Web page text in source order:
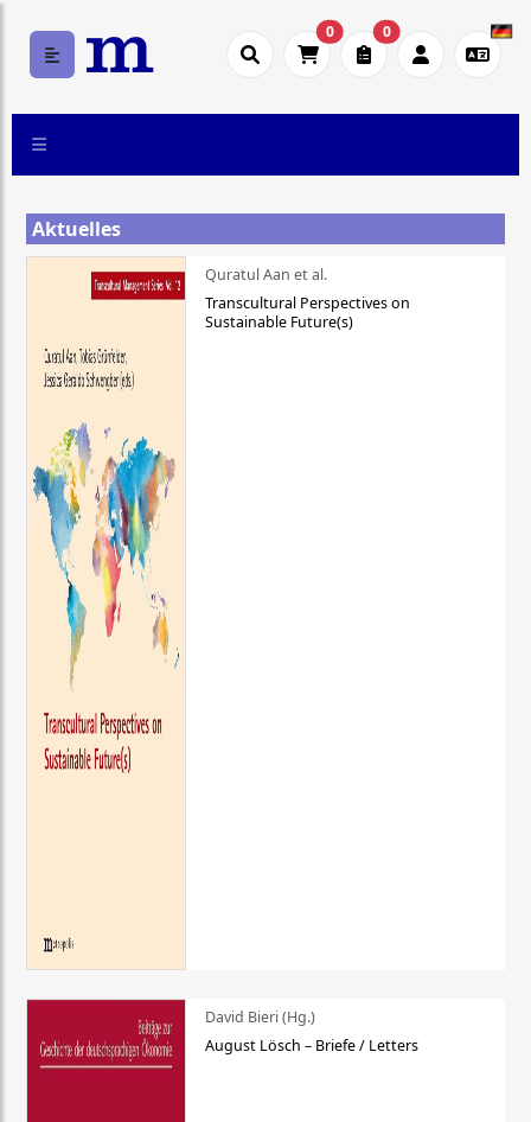
0 0
Aktuelles
Quratul Aan et al.
Transcultural Perspectives on
Sustainable Future(s)
David Bieri (Hg.)
August Lösch – Briefe / Letters